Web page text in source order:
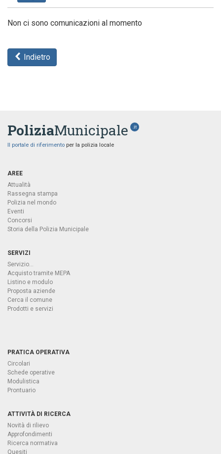
Non ci sono comunicazioni al momento
Indietro
PoliziaMunicipale .it
Il portale di riferimento per la polizia locale
AREE
Attualità
Rassegna stampa
Polizia nel mondo
Eventi
Concorsi
Storia della Polizia Municipale
SERVIZI
Servizio...
Acquisto tramite MEPA
Listino e modulo
Proposta aziende
Cerca il comune
Prodotti e servizi
PRATICA OPERATIVA
Circolari
Schede operative
Modulistica
Prontuario
ATTIVITÀ DI RICERCA
Novità di rilievo
Approfondimenti
Ricerca normativa
Quesiti